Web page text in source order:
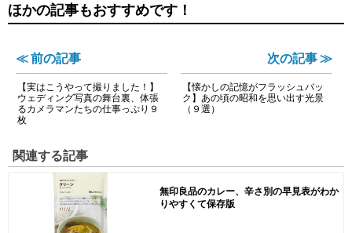
ほかの記事もおすすめです！
≪ 前の記事
【実はこうやって撮りました！】
ウェディング写真の舞台裏、体張
るカメラマンたちの仕事っぷり９
枚
次の記事 ≫
【懐かしの記憶がフラッシュバッ
ク】あの頃の昭和を思い出す光景
（９選）
関連する記事
無印良品のカレー、辛さ別の早見表がわか
りやすくて保存版